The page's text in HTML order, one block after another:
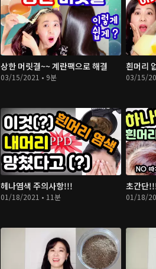
상한 머릿결~~ 계란팩으로 해결
03/15/2021 • 9분
흰머리
03/15/
헤나염색 주의사항!!!
01/18/2021 • 11분
초간단
01/18/